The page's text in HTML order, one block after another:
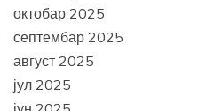
октобар 2025
септембар 2025
август 2025
јул 2025